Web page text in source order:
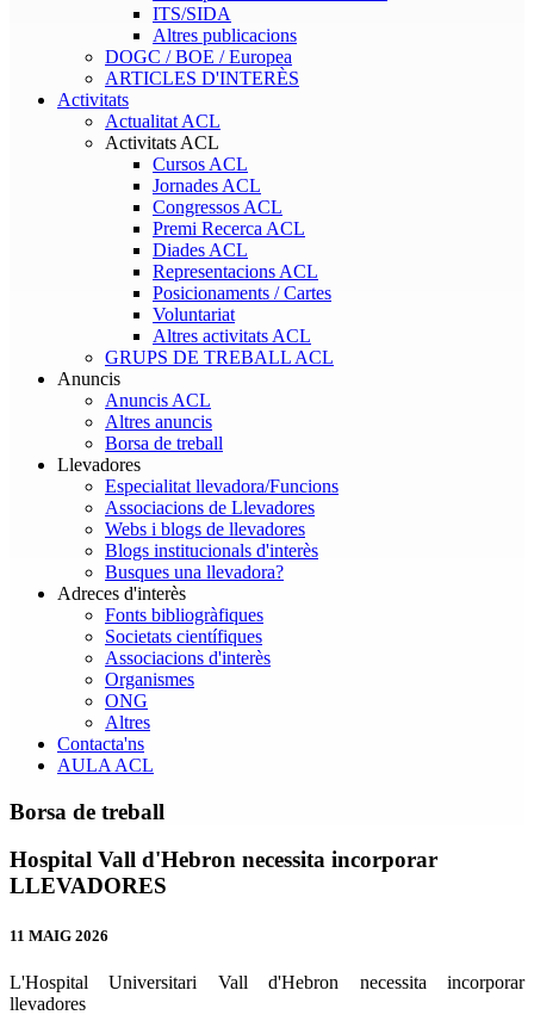
ITS/SIDA
Altres publicacions
DOGC / BOE / Europea
ARTICLES D'INTERÈS
Activitats
Actualitat ACL
Activitats ACL
Cursos ACL
Jornades ACL
Congressos ACL
Premi Recerca ACL
Diades ACL
Representacions ACL
Posicionaments / Cartes
Voluntariat
Altres activitats ACL
GRUPS DE TREBALL ACL
Anuncis
Anuncis ACL
Altres anuncis
Borsa de treball
Llevadores
Especialitat llevadora/Funcions
Associacions de Llevadores
Webs i blogs de llevadores
Blogs institucionals d'interès
Busques una llevadora?
Adreces d'interès
Fonts bibliogràfiques
Societats científiques
Associacions d'interès
Organismes
ONG
Altres
Contacta'ns
AULA ACL
Borsa de treball
Hospital Vall d'Hebron necessita incorporar
LLEVADORES
11 MAIG 2026
L'Hospital Universitari Vall d'Hebron necessita incorporar
llevadores